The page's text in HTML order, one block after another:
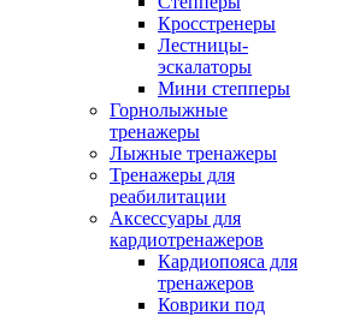
Кросстренеры
Лестницы-
эскалаторы
Мини степперы
Горнолыжные
тренажеры
Лыжные тренажеры
Тренажеры для
реабилитации
Аксессуары для
кардиотренажеров
Кардиопояса для
тренажеров
Коврики под